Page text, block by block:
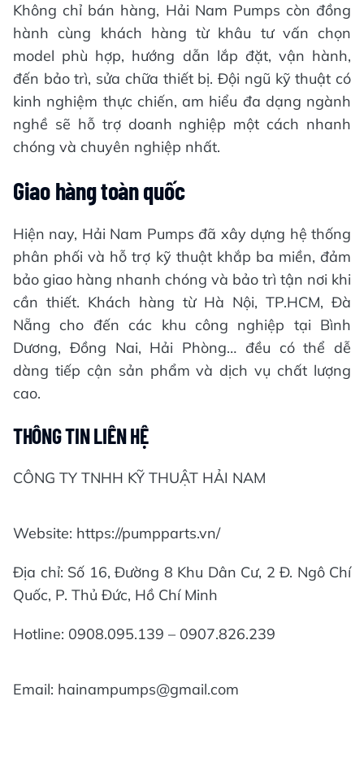
Không chỉ bán hàng, Hải Nam Pumps còn đồng
hành cùng khách hàng từ khâu tư vấn chọn
model phù hợp, hướng dẫn lắp đặt, vận hành,
đến bảo trì, sửa chữa thiết bị. Đội ngũ kỹ thuật có
kinh nghiệm thực chiến, am hiểu đa dạng ngành
nghề sẽ hỗ trợ doanh nghiệp một cách nhanh
chóng và chuyên nghiệp nhất.
Giao hàng toàn quốc
Hiện nay, Hải Nam Pumps đã xây dựng hệ thống
phân phối và hỗ trợ kỹ thuật khắp ba miền, đảm
bảo giao hàng nhanh chóng và bảo trì tận nơi khi
cần thiết. Khách hàng từ Hà Nội, TP.HCM, Đà
Nẵng cho đến các khu công nghiệp tại Bình
Dương, Đồng Nai, Hải Phòng… đều có thể dễ
dàng tiếp cận sản phẩm và dịch vụ chất lượng
cao.
THÔNG TIN LIÊN HỆ
CÔNG TY TNHH KỸ THUẬT HẢI NAM
Website: https://pumpparts.vn/
Địa chỉ: Số 16, Đường 8 Khu Dân Cư, 2 Đ. Ngô Chí
Quốc, P. Thủ Đức, Hồ Chí Minh
Hotline: 0908.095.139 – 0907.826.239
Email: hainampumps@gmail.com